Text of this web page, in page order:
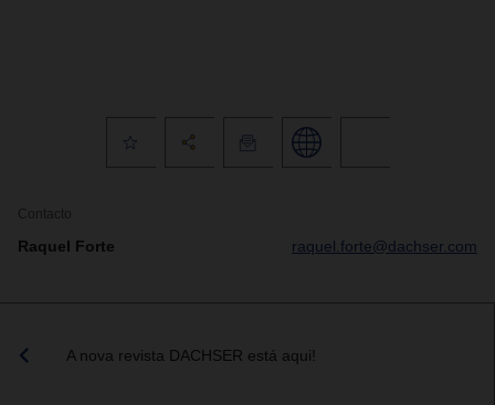
Contacto
Raquel Forte raquel.forte@dachser.com
A nova revista DACHSER está aqui!